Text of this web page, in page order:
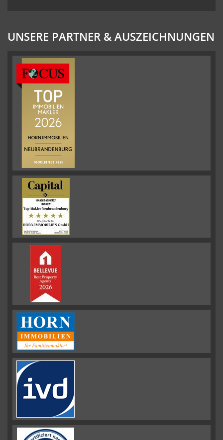
UNSERE PARTNER & AUSZEICHNUNGEN